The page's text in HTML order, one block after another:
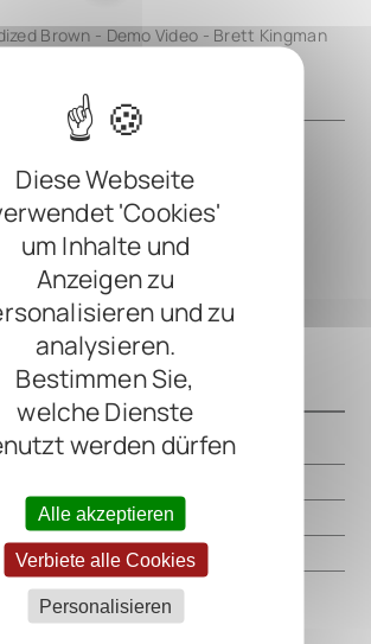
Diese Webseite
'Cookies'
um Inhalte und
Anzeigen zu
und zu
analysieren.
Bestimmen Sie,
welche Dienste
werden dürfen
Alle akzeptieren
Verbiete alle Cookies
Personalisieren
Brown - Demo Video - Brett Kingman
Manual (PL)
Daten
000.00 mm
000.00 mm
analog